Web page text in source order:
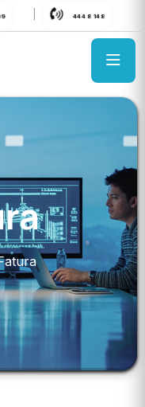
444 8 148